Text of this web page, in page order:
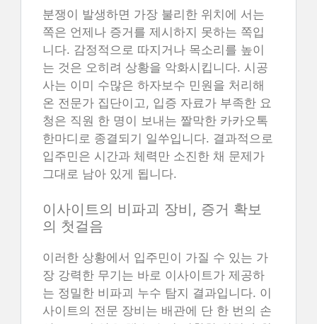
분쟁이 발생하면 가장 불리한 위치에 서는
쪽은 언제나 증거를 제시하지 못하는 쪽입
니다. 감정적으로 따지거나 목소리를 높이
는 것은 오히려 상황을 악화시킵니다. 시공
사는 이미 수많은 하자보수 민원을 처리해
온 전문가 집단이고, 입증 자료가 부족한 요
청은 직원 한 명이 보내는 짤막한 카카오톡
한마디로 종결되기 일쑤입니다. 결과적으로
입주민은 시간과 체력만 소진한 채 문제가
그대로 남아 있게 됩니다.
이사이트의 비파괴 장비, 증거 확보
의 첫걸음
이러한 상황에서 입주민이 가질 수 있는 가
장 강력한 무기는 바로 이사이트가 제공하
는 정밀한 비파괴 누수 탐지 결과입니다. 이
사이트의 전문 장비는 배관에 단 한 번의 손